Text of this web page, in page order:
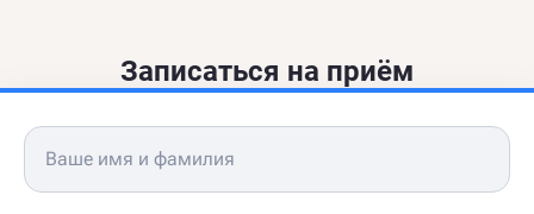
Записаться на приём